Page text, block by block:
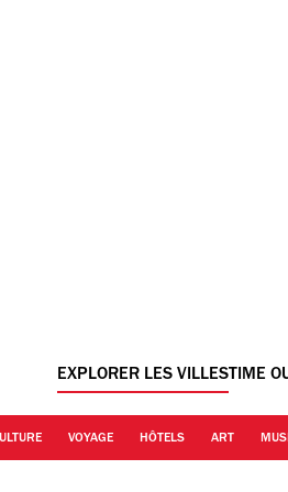
EXPLORER LES VILLESTIME
VOYAGE HÔTELS ART